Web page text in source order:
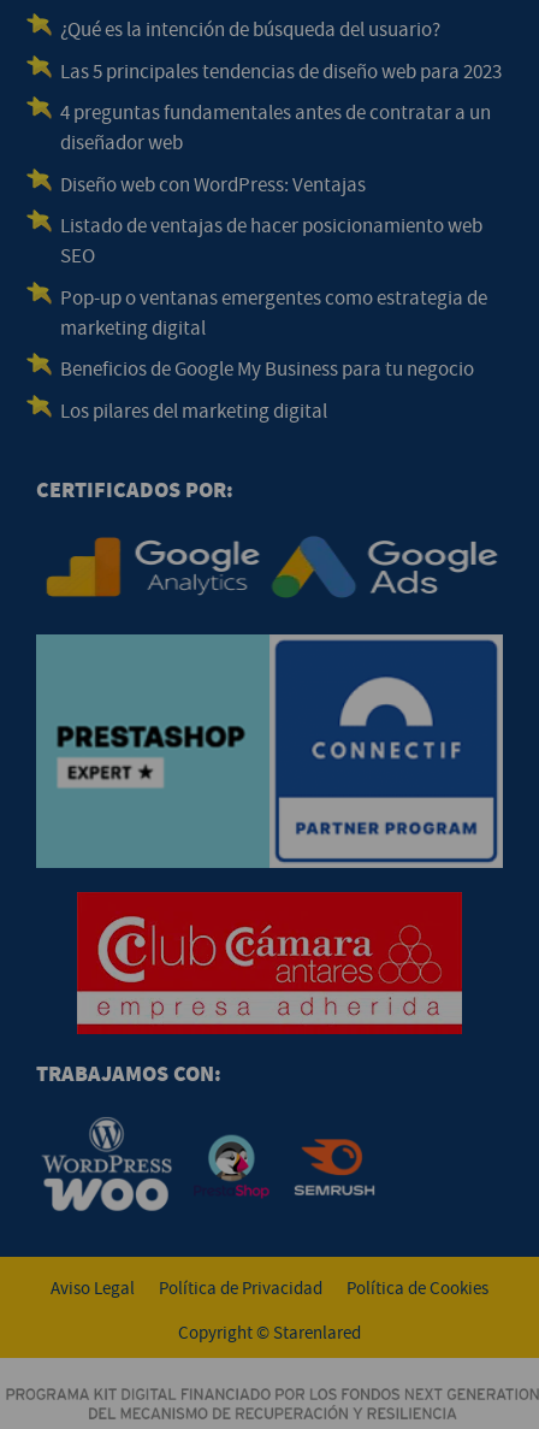
¿Qué es la intención de búsqueda del usuario?
Las 5 principales tendencias de diseño web para 2023
4 preguntas fundamentales antes de contratar a un
diseñador web
Diseño web con WordPress: Ventajas
Listado de ventajas de hacer posicionamiento web
SEO
Pop-up o ventanas emergentes como estrategia de
marketing digital
Beneficios de Google My Business para tu negocio
Los pilares del marketing digital
CERTIFICADOS POR:
TRABAJAMOS CON:
Aviso Legal Política de Privacidad
Política de Cookies
Copyright © Starenlared